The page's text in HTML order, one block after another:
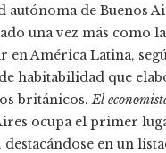
autónoma de Buenos
una vez más como
en América Latina,
habitabilidad que
británicos.El
ocupa el primer
en un